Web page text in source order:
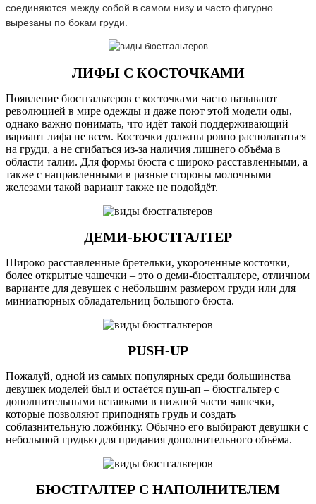
соединяются между собой в самом низу и часто фигурно
вырезаны по бокам груди.
ЛИФЫ С КОСТОЧКАМИ
Появление бюстгальтеров с косточками часто называют
революцией в мире одежды и даже поют этой модели оды,
однако важно понимать, что идёт такой поддерживающий
вариант лифа не всем. Косточки должны ровно располагаться
на груди, а не сгибаться из-за наличия лишнего объёма в
области талии. Для формы бюста с широко расставленными, а
также с направленными в разные стороны молочными
железами такой вариант также не подойдёт.
ДЕМИ-БЮСТГАЛТЕР
Широко расставленные бретельки, укороченные косточки,
более открытые чашечки – это о деми-бюстгальтере, отличном
варианте для девушек с небольшим размером груди или для
миниатюрных обладательниц большого бюста.
PUSH-UP
Пожалуй, одной из самых популярных среди большинства
девушек моделей был и остаётся пуш-ап – бюстгальтер с
дополнительными вставками в нижней части чашечки,
которые позволяют приподнять грудь и создать
соблазнительную ложбинку. Обычно его выбирают девушки с
небольшой грудью для придания дополнительного объёма.
БЮСТГАЛТЕР С НАПОЛНИТЕЛЕМ